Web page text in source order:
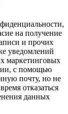
на получение
и прочих
уведомлений
маркетинговых
с помощью
почту, но не
отказаться
данных